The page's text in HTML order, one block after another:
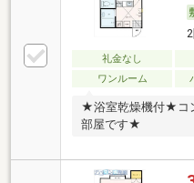
礼金なし
ワンルーム
★浴室乾燥機付★コ
部屋です★